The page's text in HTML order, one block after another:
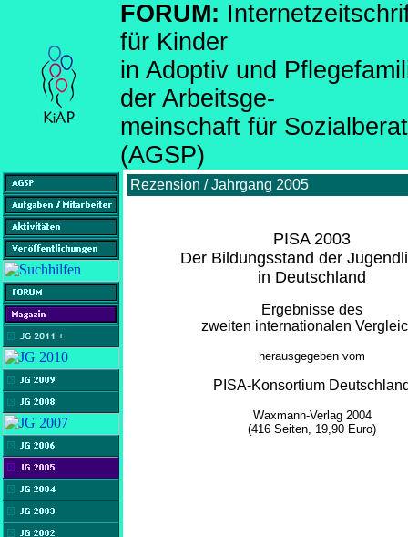
FORUM:
für Kinder
in Adoptiv und
der Arbeitsge-
meinschaft für
(AGSP)
Rezension / Jahrgang 2005
PISA 2003
Der Bildungsstand der
in Deutschland
Ergebnisse des
zweiten internationalen
herausgegeben vom
PISA-Konsortium
Waxmann-Verlag 2004
(416 Seiten, 19,90 Euro)